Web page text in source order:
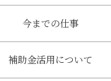
今までの仕事
補助金活用について